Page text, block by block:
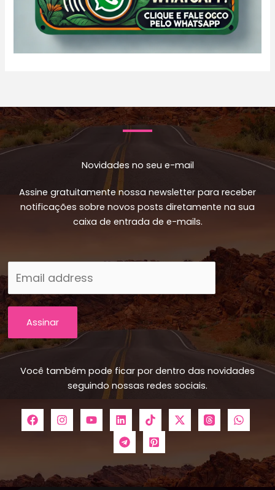
Novidades no seu e-mail
Assine gratuitamente nossa newsletter para receber
notificações sobre novos posts diretamente na sua
caixa de entrada de e-mails.
Assinar
Você também pode ficar por dentro das novidades
seguindo nossas redes sociais.